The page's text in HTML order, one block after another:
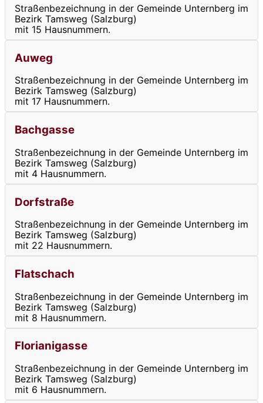
Straßenbezeichnung in der Gemeinde Unternberg im
Bezirk Tamsweg (Salzburg)
mit 15 Hausnummern.
Auweg
Straßenbezeichnung in der Gemeinde Unternberg im
Bezirk Tamsweg (Salzburg)
mit 17 Hausnummern.
Bachgasse
Straßenbezeichnung in der Gemeinde Unternberg im
Bezirk Tamsweg (Salzburg)
mit 4 Hausnummern.
Dorfstraße
Straßenbezeichnung in der Gemeinde Unternberg im
Bezirk Tamsweg (Salzburg)
mit 22 Hausnummern.
Flatschach
Straßenbezeichnung in der Gemeinde Unternberg im
Bezirk Tamsweg (Salzburg)
mit 8 Hausnummern.
Florianigasse
Straßenbezeichnung in der Gemeinde Unternberg im
Bezirk Tamsweg (Salzburg)
mit 6 Hausnummern.